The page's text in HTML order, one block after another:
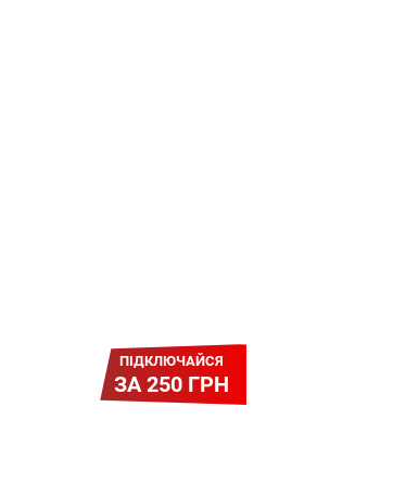
ПІДКЛЮЧАЙСЯ
ЗА 250 ГРН